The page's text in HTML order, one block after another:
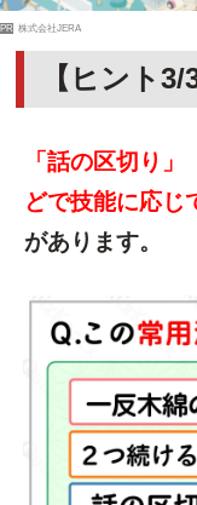
PR 株式会社JERA
【ヒント3/3
「話の区切り
どで技能に応じ
があります。